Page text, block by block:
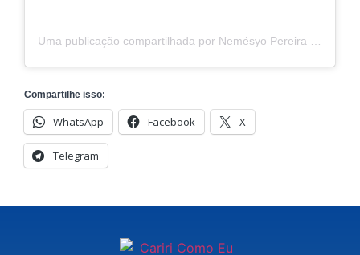
Uma publicação compartilhada por Nemésyo Pereira (@cariri_noticias)
Compartilhe isso:
WhatsApp Facebook X
Telegram